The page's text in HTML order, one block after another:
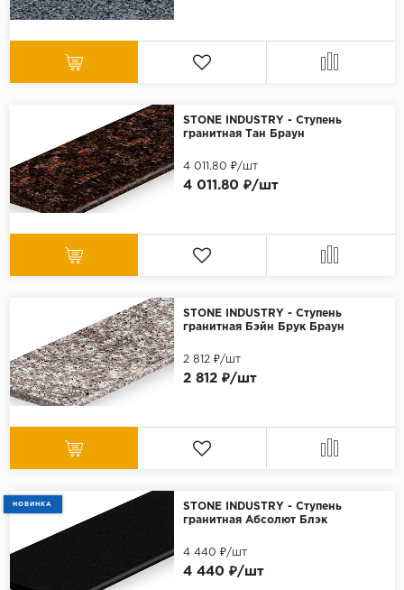
STONE INDUSTRY - Ступень
гранитная Тан Браун
4 011.80 ₽/шт
4 011.80 ₽/шт
STONE INDUSTRY - Ступень
гранитная Бэйн Брук Браун
2 812 ₽/шт
2 812 ₽/шт
НОВИНКА
STONE INDUSTRY - Ступень
гранитная Абсолют Блэк
4 440 ₽/шт
4 440 ₽/шт